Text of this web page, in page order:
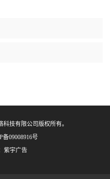
技有限公司版权所有。
备09008916号
紫宇广告